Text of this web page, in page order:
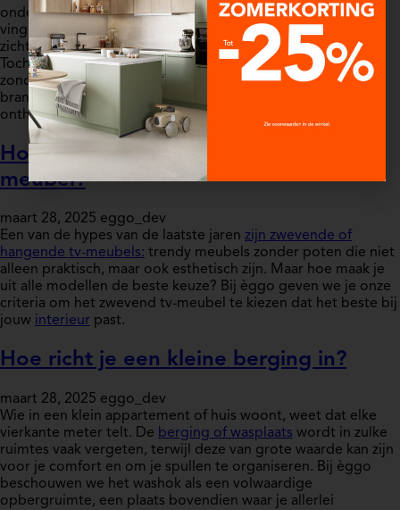
onderhoud. Op een matte ondergrond blijven
vingerafdrukken, vetvlekken en andere sporen beter
zichtbaar.
Toch is het met de juiste techniek perfect mogelijk om
zonder al te veel inspanningen te genieten van een
brandschone mat zwarte keuken. Onze èggo-adviseurs
onthullen een aantal tips om je keuken goed te reinigen.
Hoe kies je het juiste zwevend tv-
meubel?
maart 28, 2025 eggo_dev
Een van de hypes van de laatste jaren zijn zwevende of
hangende tv-meubels: trendy meubels zonder poten die niet
alleen praktisch, maar ook esthetisch zijn. Maar hoe maak je
uit alle modellen de beste keuze? Bij èggo geven we je onze
criteria om het zwevend tv-meubel te kiezen dat het beste bij
jouw interieur past.
Hoe richt je een kleine berging in?
maart 28, 2025 eggo_dev
Wie in een klein appartement of huis woont, weet dat elke
vierkante meter telt. De berging of wasplaats wordt in zulke
ruimtes vaak vergeten, terwijl deze van grote waarde kan zijn
voor je comfort en om je spullen te organiseren. Bij èggo
beschouwen we het washok als een volwaardige
opbergruimte, een plaats bovendien waar je allerlei